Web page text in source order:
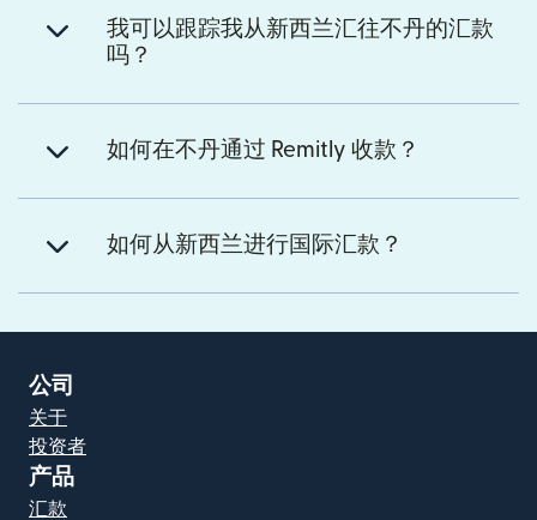
我可以跟踪我从新西兰汇往不丹的汇款
吗？
如何在不丹通过 Remitly 收款？
如何从新西兰进行国际汇款？
公司
关于
投资者
产品
汇款